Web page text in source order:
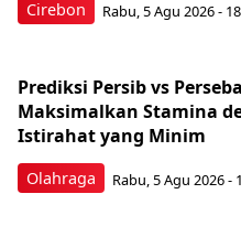
Cirebon Rabu, 5 Agu 2026 -
Olahraga
Prediksi Persib vs
Maksimalkan Stamina
Istirahat yang Minim
Rabu, 5 Agu 2026 -